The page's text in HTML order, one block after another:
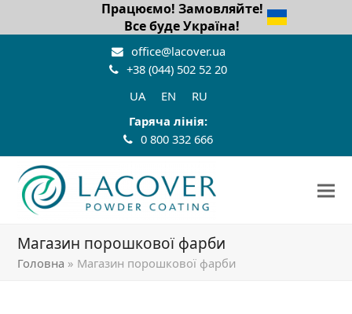
Працюємо! Замовляйте!
Все буде Україна!
office@lacover.ua
+38 (044) 502 52 20
UA
EN
RU
Гаряча лінія:
0 800 332 666
Магазин порошкової фарби
Головна » Магазин порошкової фарби